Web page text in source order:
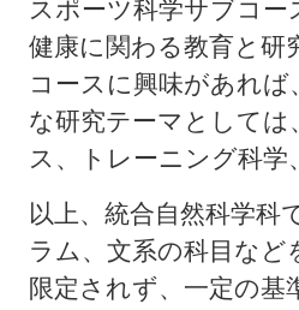
スポーツ科学サブコ
健康に関わる教育と研
コースに興味があれ
な研究テーマとしては
ス、トレーニング科
以上、統合自然科学科
ラム、文系の科目な
限定されず、一定の基